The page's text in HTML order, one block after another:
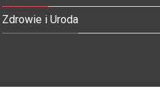
Zdrowie i Uroda